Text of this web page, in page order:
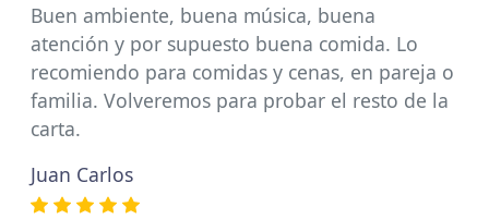
Buen ambiente, buena música, buena
atención y por supuesto buena comida. Lo
recomiendo para comidas y cenas, en pareja o
familia. Volveremos para probar el resto de la
carta.
Juan Carlos